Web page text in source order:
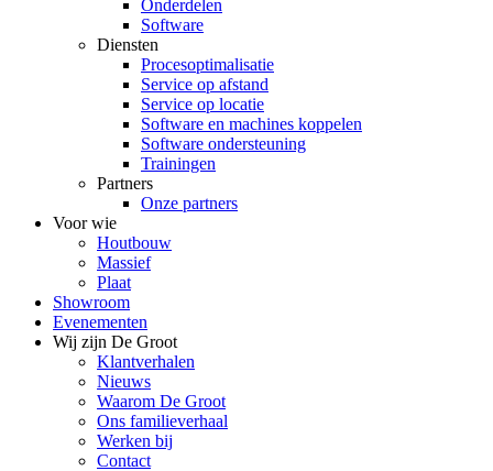
Onderdelen
Software
Diensten
Procesoptimalisatie
Service op afstand
Service op locatie
Software en machines koppelen
Software ondersteuning
Trainingen
Partners
Onze partners
Voor wie
Houtbouw
Massief
Plaat
Showroom
Evenementen
Wij zijn De Groot
Klantverhalen
Nieuws
Waarom De Groot
Ons familieverhaal
Werken bij
Contact